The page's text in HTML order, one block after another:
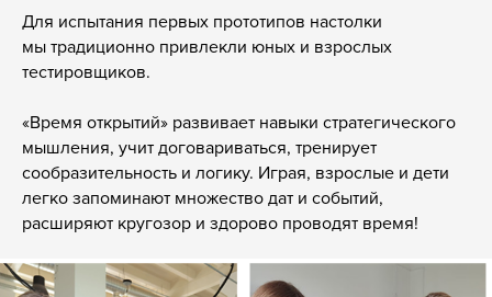
Для испытания первых прототипов настолки
мы традиционно привлекли юных и взрослых
тестировщиков.
«Время открытий» развивает навыки стратегического
мышления, учит договариваться, тренирует
сообразительность и логику. Играя, взрослые и дети
легко запоминают множество дат и событий,
расширяют кругозор и здорово проводят время!